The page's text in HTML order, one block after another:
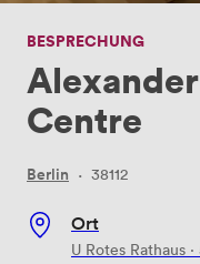
BESPRECHUNG
Centre
Berlin · 38112
Ort
U Rotes Rathaus